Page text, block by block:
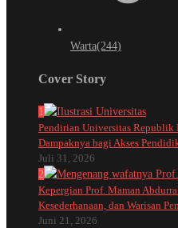
Warta(244)
Cover Story
1
Pendirian Universitas Republik
Dampaknya bagi Akses
Juli 31, 2026
2
Kepergian Prof. Maman
Kesederhanaan, dan Warisan
Juni 21, 2026